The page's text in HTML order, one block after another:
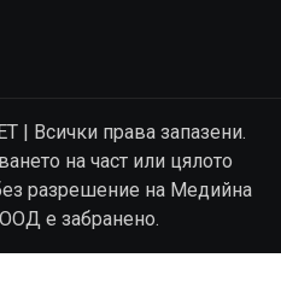
| Всички права запазени.
на част или цялото
разрешение на Медийна
е забранено.